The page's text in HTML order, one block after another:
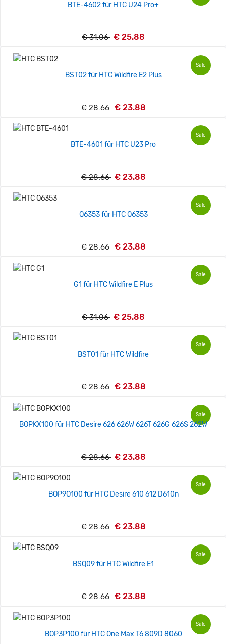
BTE-4602 für HTC U24 Pro+
€ 31.06 € 25.88
Sale
BST02 für HTC Wildfire E2 Plus
€ 28.66 € 23.88
Sale
BTE-4601 für HTC U23 Pro
€ 28.66 € 23.88
Sale
Q6353 für HTC Q6353
€ 28.66 € 23.88
Sale
G1 für HTC Wildfire E Plus
€ 31.06 € 25.88
Sale
BST01 für HTC Wildfire
€ 28.66 € 23.88
Sale
BOPKX100 für HTC Desire 626 626W 626T 626G 626S 262W
€ 28.66 € 23.88
Sale
BOP9O100 für HTC Desire 610 612 D610n
€ 28.66 € 23.88
Sale
BSQ09 für HTC Wildfire E1
€ 28.66 € 23.88
Sale
BOP3P100 für HTC One Max T6 809D 8060